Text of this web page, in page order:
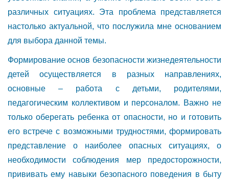
различных ситуациях. Эта проблема представляется
настолько актуальной, что послужила мне основанием
для выбора данной темы.
Формирование основ безопасности жизнедеятельности
детей осуществляется в разных направлениях,
основные – работа с детьми, родителями,
педагогическим коллективом и персоналом. Важно не
только оберегать ребенка от опасности, но и готовить
его встрече с возможными трудностями, формировать
представление о наиболее опасных ситуациях, о
необходимости соблюдения мер предосторожности,
прививать ему навыки безопасного поведения в быту